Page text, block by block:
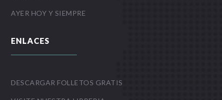
AYER HOY Y SIEMPRE
ENLACES
DESCARGAR FOLLETOS GRATIS